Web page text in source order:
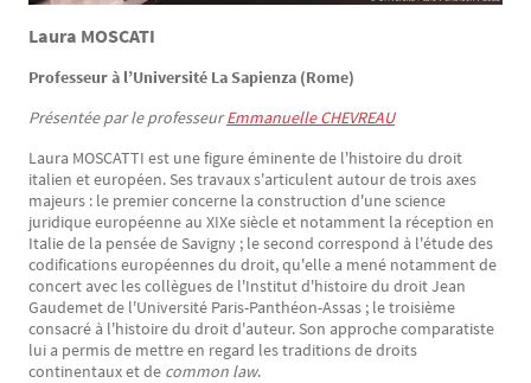
Laura MOSCATI
Professeur à l’Université La Sapienza (Rome)
Présentée par le professeurEmmanuelle CHEVREAU
Laura MOSCATTI est une figure éminente de l'histoire du droit
italien et européen. Ses travaux s'articulent autour de trois axes
majeurs : le premier concerne la construction d'une science
juridique européenne au XIXe siècle et notamment la réception en
Italie de la pensée de Savigny ; le second correspond à l'étude des
codifications européennes du droit, qu'elle a mené notamment de
concert avec les collègues de l'Institut d'histoire du droit Jean
Gaudemet de l'Université Paris-Panthéon-Assas ; le troisième
consacré à l'histoire du droit d'auteur. Son approche comparatiste
lui a permis de mettre en regard les traditions de droits
continentaux et de common law.